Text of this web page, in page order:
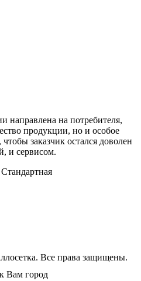
направлена на потребителя,
продукции, но и особое
заказчик остался доволен
и сервисом.
Все права защищены.
Вам город